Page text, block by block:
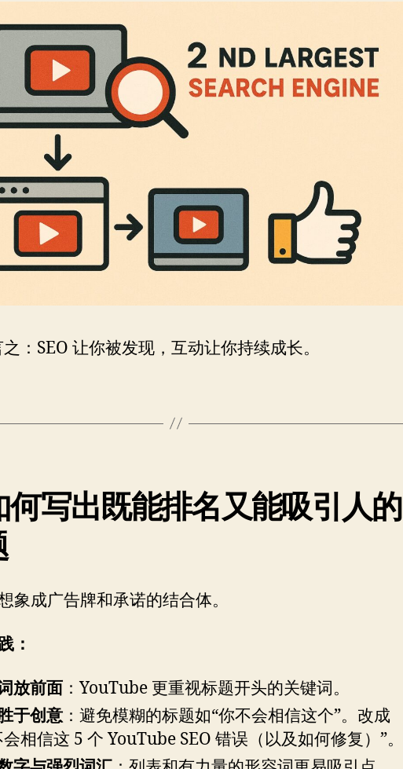
：SEO 让你被发现，互动让你持续成长。
何写出既能排名又能吸引人的
象成广告牌和承诺的结合体。
：
放前面 ：YouTube 更重视标题开头的关键词。
于创意 ：避免模糊的标题如“你不会相信这个”。改成
相信这 5 个 YouTube SEO 错误（以及如何修复）”。